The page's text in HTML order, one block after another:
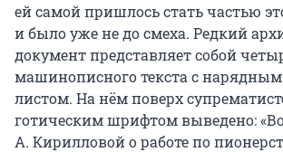
ей самой пришлось стать частью
и было уже не до смеха. Редкий
документ представляет собой
машинописного текста с
листом. На нём поверх
готическим шрифтом выведено:
А. Кирилловой о работе по